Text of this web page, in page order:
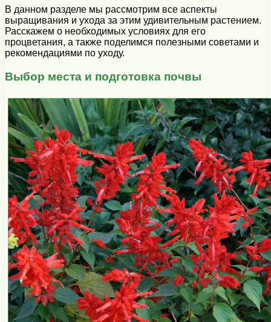
В данном разделе мы рассмотрим все аспекты
выращивания и ухода за этим удивительным растением.
Расскажем о необходимых условиях для его
процветания, а также поделимся полезными советами и
рекомендациями по уходу.
Выбор места и подготовка почвы